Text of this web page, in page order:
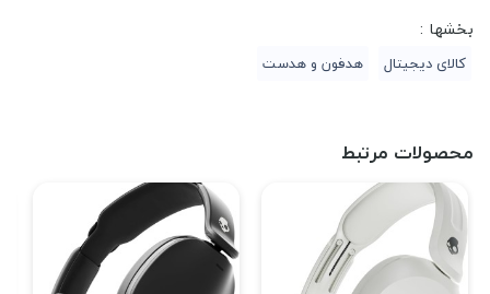
بخشها :
کالای دیجیتال هدفون و هدست
محصولات مرتبط